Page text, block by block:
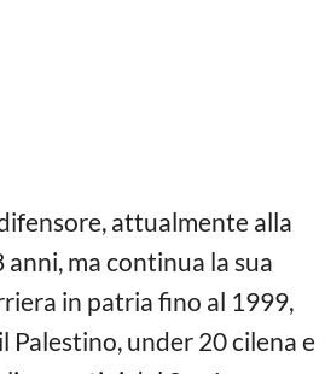
attualmente alla
ma continua la sua
in patria fino al 1999,
Palestino, under 20 cilena e